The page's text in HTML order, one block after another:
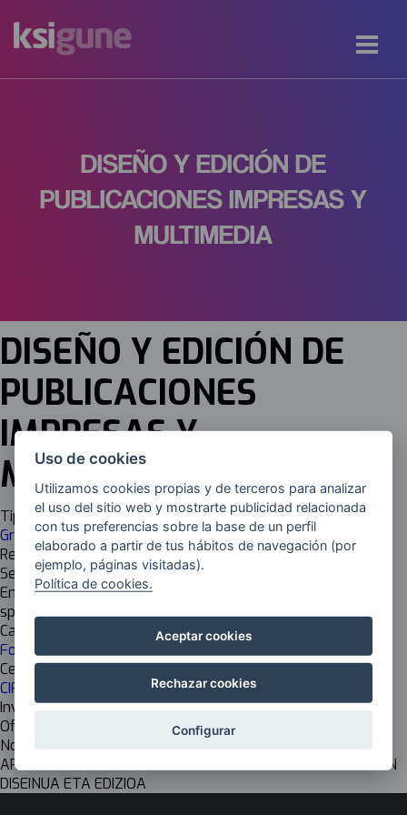
DISEÑO Y EDICIÓN DE
PUBLICACIONES IMPRESAS Y
MULTIMEDIA
DISEÑO Y EDICIÓN DE
PUBLICACIONES
IMPRESAS Y
MULTIMEDIA
Tipología
Grado Superior (FP)
Responsable
Sergio Perosanz
Email
sperosanz@atxuri.net
Cadena de valor
Formación
Centro de investigación
CIFP EMILIO CAMPUZANO LHII
Investigación
Off
Nombre del grupo EU
ARGITALPEN INPRIMATUEN ETA MULTIMEDIA ARGITALPENEN
DISEINUA ETA EDIZIOA
Uso de cookies
Utilizamos cookies propias y de terceros para analizar
el uso del sitio web y mostrarte publicidad relacionada
con tus preferencias sobre la base de un perfil
elaborado a partir de tus hábitos de navegación (por
ejemplo, páginas visitadas).
Política de cookies.
Aceptar cookies
Rechazar cookies
Configurar